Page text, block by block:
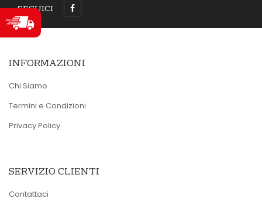
SEGUICI
INFORMAZIONI
Chi Siamo
Termini e Condizioni
Privacy Policy
SERVIZIO CLIENTI
Contattaci